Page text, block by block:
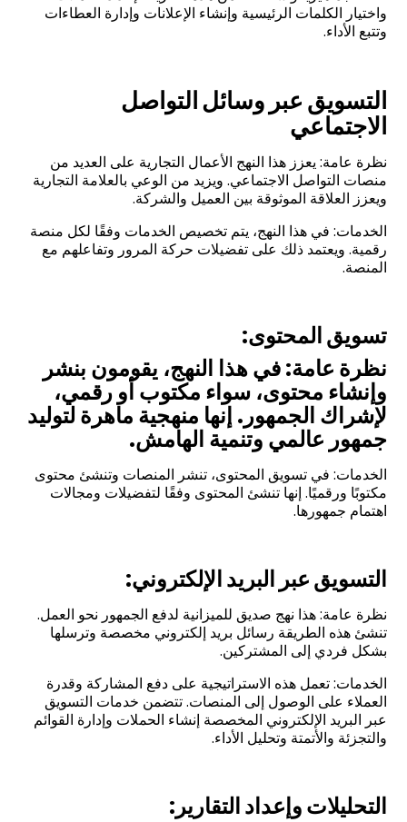
واختيار الكلمات الرئيسية وإنشاء الإعلانات وإدارة العطاءات
وتتبع الأداء.
التسويق عبر وسائل التواصل
الاجتماعي
نظرة عامة: يعزز هذا النهج الأعمال التجارية على العديد من
منصات التواصل الاجتماعي. ويزيد من الوعي بالعلامة التجارية
ويعزز العلاقة الموثوقة بين العميل والشركة.
الخدمات: في هذا النهج، يتم تخصيص الخدمات وفقًا لكل منصة
رقمية. ويعتمد ذلك على تفضيلات حركة المرور وتفاعلهم مع
المنصة.
تسويق المحتوى:
نظرة عامة: في هذا النهج، يقومون بنشر
وإنشاء محتوى، سواء مكتوب أو رقمي،
لإشراك الجمهور. إنها منهجية ماهرة لتوليد
جمهور عالمي وتنمية الهامش.
الخدمات: في تسويق المحتوى، تنشر المنصات وتنشئ محتوى
مكتوبًا ورقميًا. إنها تنشئ المحتوى وفقًا لتفضيلات ومجالات
اهتمام جمهورها.
التسويق عبر البريد الإلكتروني:
نظرة عامة: هذا نهج صديق للميزانية لدفع الجمهور نحو العمل.
تنشئ هذه الطريقة رسائل بريد إلكتروني مخصصة وترسلها
بشكل فردي إلى المشتركين.
الخدمات: تعمل هذه الاستراتيجية على دفع المشاركة وقدرة
العملاء على الوصول إلى المنصات. تتضمن خدمات التسويق
عبر البريد الإلكتروني المخصصة إنشاء الحملات وإدارة القوائم
والتجزئة والأتمتة وتحليل الأداء.
التحليلات وإعداد التقارير :